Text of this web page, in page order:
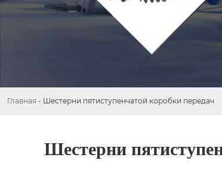
Главная - Шестерни пятиступенчатой коробки передач
Шестерни